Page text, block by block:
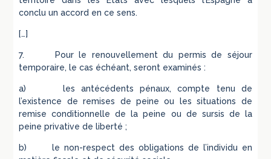
conclu un accord en ce sens.
[…]
7. Pour le renouvellement du permis de séjour
temporaire, le cas échéant, seront examinés :
a) les antécédents pénaux, compte tenu de
l’existence de remises de peine ou les situations de
remise conditionnelle de la peine ou de sursis de la
peine privative de liberté ;
b) le non-respect des obligations de l’individu en